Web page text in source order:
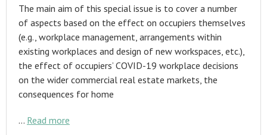
The main aim of this special issue is to cover a number
of aspects based on the effect on occupiers themselves
(e.g., workplace management, arrangements within
existing workplaces and design of new workspaces, etc.),
the effect of occupiers’ COVID-19 workplace decisions
on the wider commercial real estate markets, the
consequences for home
… Read more